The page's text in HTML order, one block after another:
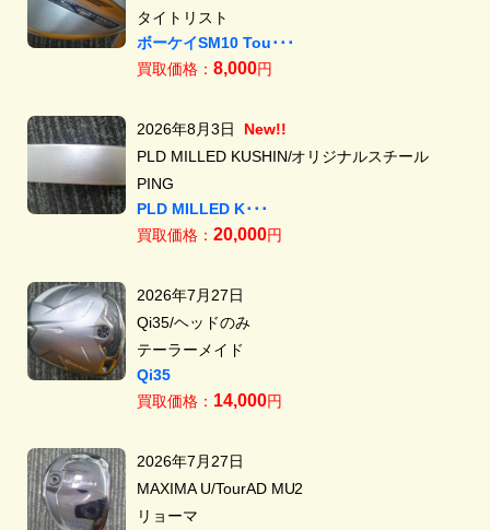
タイトリスト
ボーケイSM10 Tou･･･
買取価格： 8,000円
2026年8月3日
New!!
PLD MILLED KUSHIN/オリジナルスチール
PING
PLD MILLED K･･･
買取価格： 20,000円
2026年7月27日
Qi35/ヘッドのみ
テーラーメイド
Qi35
買取価格： 14,000円
2026年7月27日
MAXIMA U/TourAD MU2
リョーマ